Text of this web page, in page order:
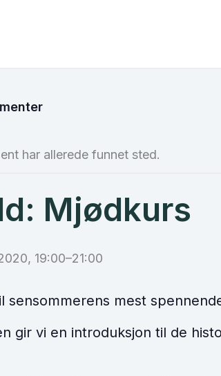
har allerede funnet sted.
Mjødkurs
19:00–21:00
sensommerens mest
gir vi en introduksjon til de